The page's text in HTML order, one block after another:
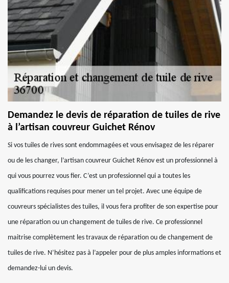
Demandez le devis de réparation de tuiles de rive
à l’artisan couvreur Guichet Rénov
Si vos tuiles de rives sont endommagées et vous envisagez de les réparer
ou de les changer, l’artisan couvreur Guichet Rénov est un professionnel à
qui vous pourrez vous fier. C’est un professionnel qui a toutes les
qualifications requises pour mener un tel projet. Avec une équipe de
couvreurs spécialistes des tuiles, il vous fera profiter de son expertise pour
une réparation ou un changement de tuiles de rive. Ce professionnel
maitrise complètement les travaux de réparation ou de changement de
tuiles de rive. N’hésitez pas à l’appeler pour de plus amples informations et
demandez-lui un devis.